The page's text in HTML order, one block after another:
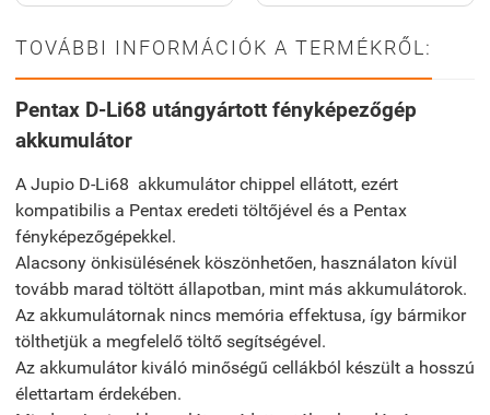
TOVÁBBI INFORMÁCIÓK A TERMÉKRŐL:
Pentax D-Li68 utángyártott fényképezőgép
akkumulátor
A Jupio D-Li68 akkumulátor chippel ellátott, ezért
kompatibilis a Pentax eredeti töltőjével és a Pentax
fényképezőgépekkel.
Alacsony önkisülésének köszönhetően, használaton kívül
tovább marad töltött állapotban, mint más akkumulátorok.
Az akkumulátornak nincs memória effektusa, így bármikor
tölthetjük a megfelelő töltő segítségével.
Az akkumulátor kiváló minőségű cellákból készült a hosszú
élettartam érdekében.